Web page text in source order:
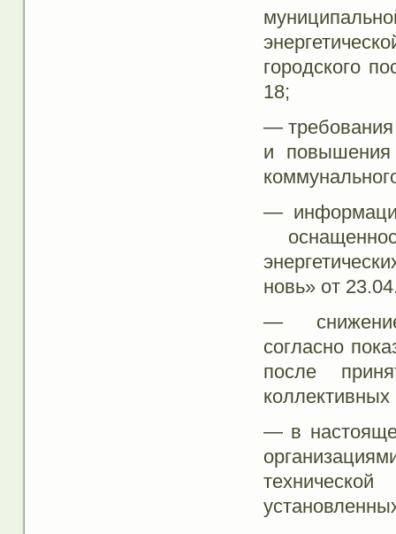
городского
18;
—
и повышения
—
новь» от
— снижение
согласно
после
коллективных
— в